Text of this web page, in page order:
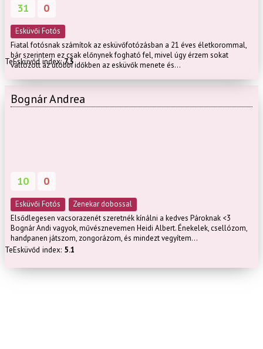
31 0
Esküvői Fotós
Fiatal fotósnak számítok az esküvőfotózásban a 21 éves életkorommal,
bár szerintem ez csak előnynek fogható fel, mivel úgy érzem sokat
változott az utóbbi időkben az esküvők menete és...
TeEsküvőd index:7.3
Bognár Andrea
10 0
Esküvői Fotós
Zenekar dobossal
Elsődlegesen vacsorazenét szeretnék kínálni a kedves Pároknak <3
Bognár Andi vagyok, művésznevemen Heidi Albert. Énekelek, csellózom,
handpanen játszom, zongorázom, és mindezt vegyítem...
TeEsküvőd index: 5.1